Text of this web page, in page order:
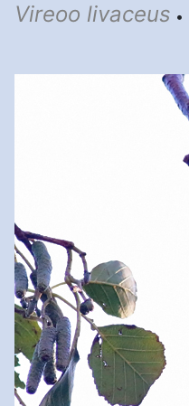
Vireoo livaceus •